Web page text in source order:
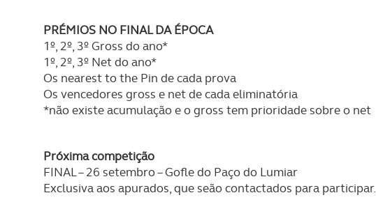
PRÉMIOS NO FINAL DA ÉPOCA
1º, 2º, 3º Gross do ano*
1º, 2º, 3º Net do ano*
Os nearest to the Pin de cada prova
Os vencedores gross e net de cada eliminatória
*não existe acumulação e o gross tem prioridade sobre o net
Próxima competição
FINAL – 26 setembro – Gofle do Paço do Lumiar
Exclusiva aos apurados, que seão contactados para participar.